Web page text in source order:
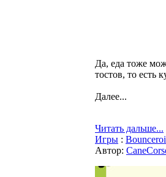
Да, еда тоже
тостов, то есть
Далее...
Читать дальше...
Игры :
Автор: